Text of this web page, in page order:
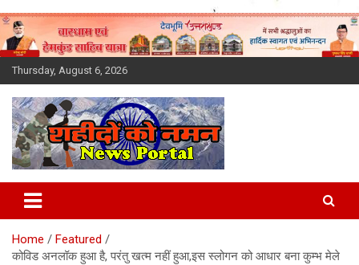
Skip
to
content
Thursday, August 6, 2026
Latest News Today, Breaking
News, Uttarakhand News in
Hindi
Home
Featured
कोविड अनलॉक हुआ है, परंतु खत्म नहीं हुआ,इस स्लोगन को आधार बना कुम्भ मेले